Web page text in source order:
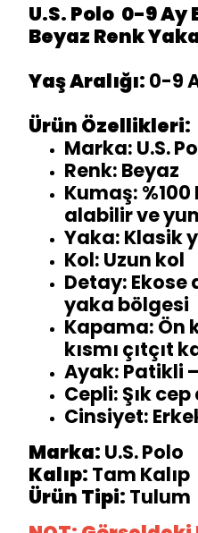
U.S. Polo 0-9 Ay
Beyaz Renk
Yaş Aralığı: 0-9
Ürün Özellikleri:
Marka: U.S.
Renk: Beyaz
Kumaş:
alabilir ve
Yaka: Klasik
Kol: Uzun kol
Detay: Ekose
yaka bölgesi
Kapama: Ön
kısmı çıtçıt
Ayak: Patikli
Cepli: Şık
Cinsiyet:
Marka: U.S. Polo
Kalıp: Tam Kalıp
Ürün Tipi: Tulum